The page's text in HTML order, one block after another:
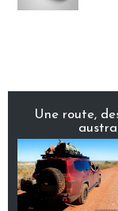
Une route,